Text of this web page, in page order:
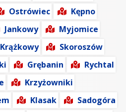
Ostrówiec
Kępno
Jankowy
Myjomice
Krążkowy
Skoroszów
Grębanin
Rychtal
Krzyżowniki
Klasak
Sadogóra